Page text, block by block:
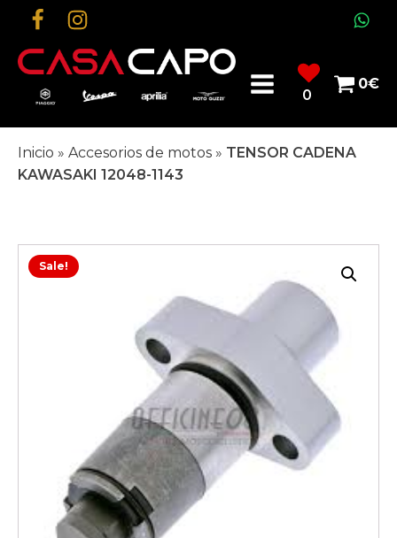
0
0€
Inicio » Accesorios de motos » TENSOR CADENA
KAWASAKI 12048-1143
Sale!